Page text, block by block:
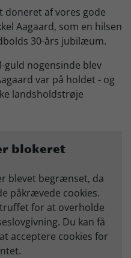
doneret af vores gode
Aagaard, som en hilsen
30-års jubilæum.
guld nogensinde blev
var på holdet - og
landsholdstrøje
blokeret
blevet begrænset, da
påkrævede cookies.
for at overholde
Du kan få
acceptere cookies for